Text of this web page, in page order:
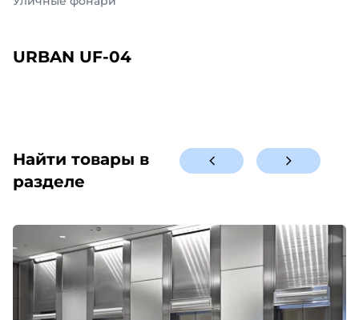
Панель декорированная
Найти товары в
разделе